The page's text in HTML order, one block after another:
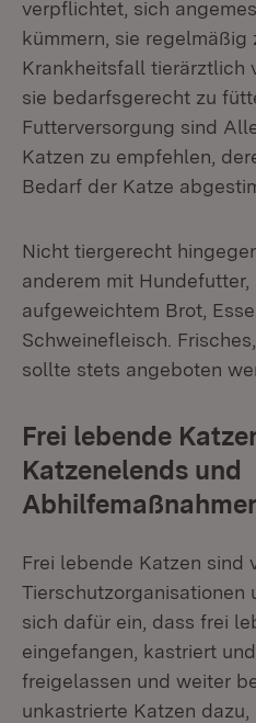
verpflichtet, sich
kümmern, sie regelmäßig
Krankheitsfall tierärztlich
sie bedarfsgerecht zu
Futterversorgung sind
Katzen zu empfehlen,
Bedarf der Katze
Nicht tiergerecht
anderem mit
aufgeweichtem Brot,
Schweinefleisch.
sollte stets angeboten
Frei lebende
Katzenelends und
Frei lebende Katzen sind
Tierschutzorganisationen
sich dafür ein, dass frei
eingefangen, kastriert
freigelassen und weiter
unkastrierte Katzen